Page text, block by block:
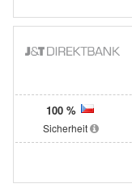
100 %
Sicherheit